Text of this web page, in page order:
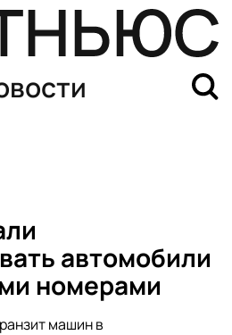
автомобили
номерами
машин в
«Тинькофф Банка»